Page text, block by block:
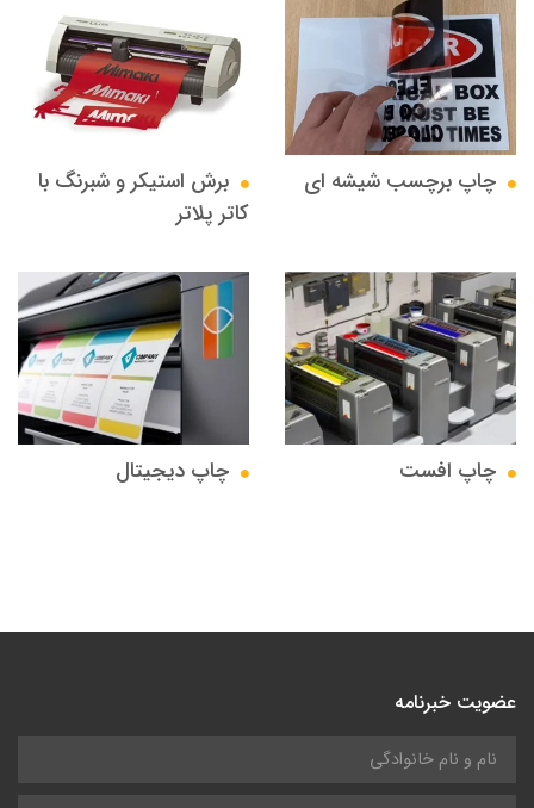
چاپ برچسب شیشه ای
برش استیکر و شبرنگ با
کاتر پلاتر
چاپ افست چاپ دیجیتال
عضویت خبرنامه